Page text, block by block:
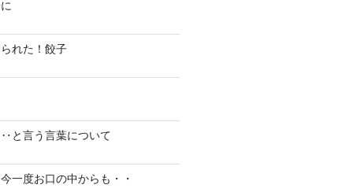
られた！餃子
と言う言葉について
一度お口の中からも・・